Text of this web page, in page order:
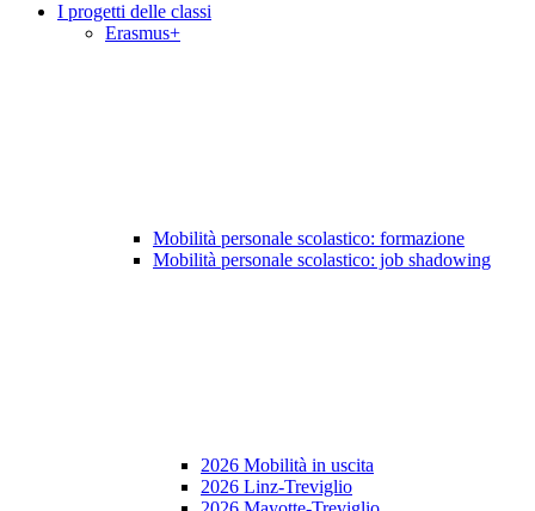
I progetti delle classi
Erasmus+
Mobilità personale scolastico: formazione
Mobilità personale scolastico: job shadowing
2026 Mobilità in uscita
2026 Linz-Treviglio